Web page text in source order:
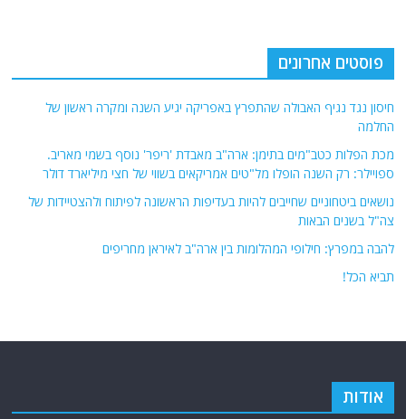
פוסטים אחרונים
חיסון נגד נגיף האבולה שהתפרץ באפריקה יגיע השנה ומקרה ראשון של
החלמה
מכת הפלות כטב"מים בתימן: ארה"ב מאבדת 'ריפר' נוסף בשמי מאריב.
ספויילר: רק השנה הופלו מל"טים אמריקאים בשווי של חצי מיליארד דולר
נושאים ביטחוניים שחייבים להיות בעדיפות הראשונה לפיתוח ולהצטיידות של
צה"ל בשנים הבאות
להבה במפרץ: חילופי המהלומות בין ארה"ב לאיראן מחריפים
תביא הכל!
אודות